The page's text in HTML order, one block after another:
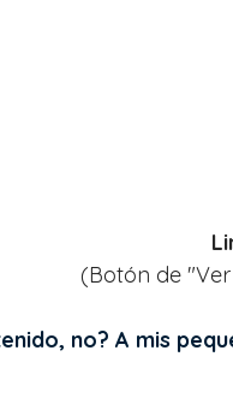
(Botón de
no? A mis